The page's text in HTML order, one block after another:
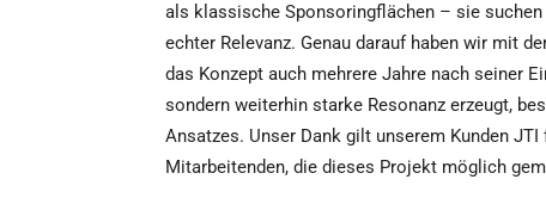
als klassische Sponsoringflächen – sie
echter Relevanz. Genau darauf haben wir mit
das Konzept auch mehrere Jahre nach seiner
sondern weiterhin starke Resonanz erzeugt,
Ansatzes. Unser Dank gilt unserem Kunden
Mitarbeitenden, die dieses Projekt möglich